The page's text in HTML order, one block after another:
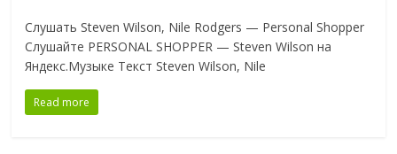
Слушать Steven Wilson, Nile Rodgers — Personal Shopper
Слушайте PERSONAL SHOPPER — Steven Wilson на
Яндекс.Музыке Текст Steven Wilson, Nile
Read more